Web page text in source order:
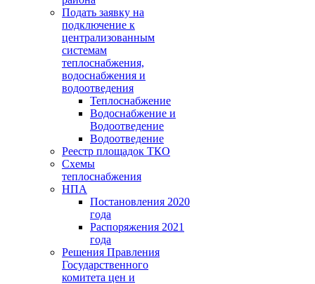
Подать заявку на
подключение к
централизованным
системам
теплоснабжения,
водоснабжения и
водоотведения
Теплоснабжение
Водоснабжение и
Водоотведение
Водоотведение
Реестр площадок ТКО
Схемы
теплоснабжения
НПА
Постановления 2020
года
Распоряжения 2021
года
Решения Правления
Государственного
комитета цен и